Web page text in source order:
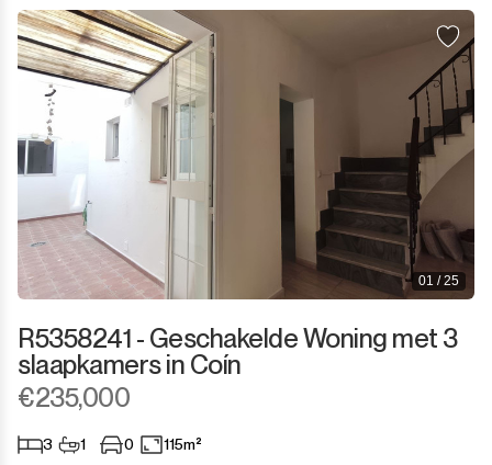
01 / 25
R5358241 - Geschakelde Woning met 3
slaapkamers in Coín
€235,000
3 1 0 115m²